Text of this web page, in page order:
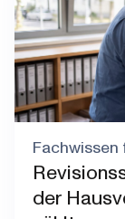
der